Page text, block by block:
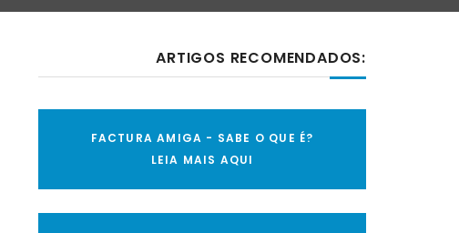
ARTIGOS RECOMENDADOS:
FACTURA AMIGA - SABE O QUE É?
LEIA MAIS AQUI